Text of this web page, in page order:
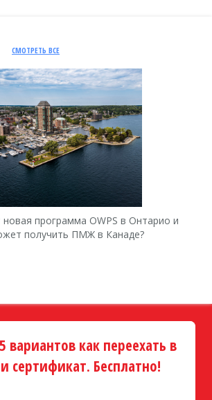
СМОТРЕТЬ ВСЕ
новая программа OWPS в Онтарио и
получить ПМЖ в Канаде?
вариантов как переехать в
сертификат. Бесплатно!